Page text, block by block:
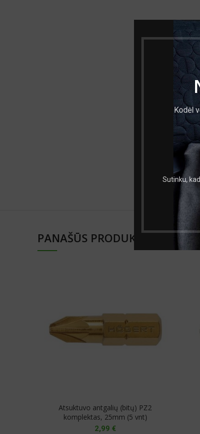
Kodėl
Sutinku,
Svoris
Ilgis, mm
Prekės
EAN
PANAŠŪS PRODUKTAI
Atsuktuvo antgalių (bitų) PZ2
komplektas, 25mm (5 vnt)
2,99 €